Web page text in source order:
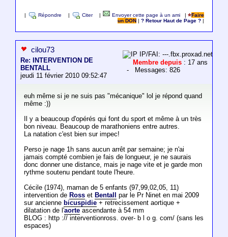
Répondre Citer Envoyer cette page à un ami |
Faire
un DON
|? Retour Haut de Page ?
cilou73
Re: INTERVENTION DE
BENTALL
jeudi 11 février 2010 09:52:47
IP/FAI: ---.fbx.proxad.net
Membre depuis : 17 ans
- Messages: 826
euh même si je ne suis pas "mécanique" lol je répond quand
même :))
Il y a beaucoup d'opérés qui font du sport et même à un très
bon niveau. Beaucoup de marathoniens entre autres.
La natation c'est bien sur impec!
Perso je nage 1h sans aucun arrêt par semaine; je n'ai
jamais compté combien je fais de longueur, je ne saurais
donc donner une distance, mais je nage vite et je garde mon
rythme soutenu pendant toute l'heure.
Cécile (1974), maman de 5 enfants (97,99,02,05, 11)
intervention de Rosset Bentall
par le Pr Ninet en mai 2009
sur ancienne bicuspidie+ retrecissement aortique +
dilatation de l'aorteascendante à 54 mm
BLOG : http :// interventionross. over- b l o g. com/ (sans les
espaces)